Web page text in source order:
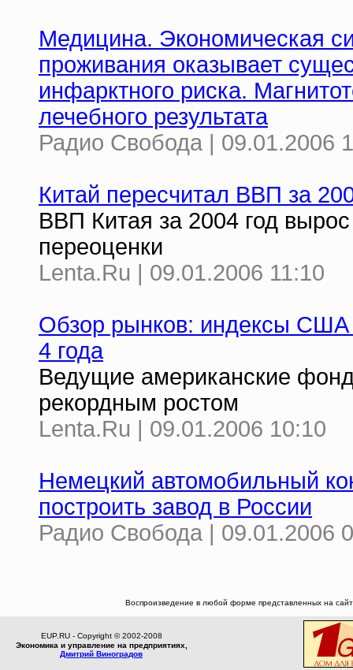
Медицина. Экономическая
проживания оказывает
инфарктного риска.
лечебного результата
Радио Свобода | 09.01.2006
Китай пересчитал ВВП за
ВВП Китая за 2004 год
переоценки
Lenta.Ru | 09.01.2006 11:10
Обзор рынков: индексы США
4 года
Ведущие американские
рекордным ростом
Lenta.Ru | 09.01.2006 10:10
Немецкий автомобильный
построить завод в России
Радио Свобода | 09.01.2006
Воспроизведение в любой форме представленных на
EUP.RU - Copyright © 2002-2008
Экономика и управление на предприятиях,
Дмитрий Виноградов